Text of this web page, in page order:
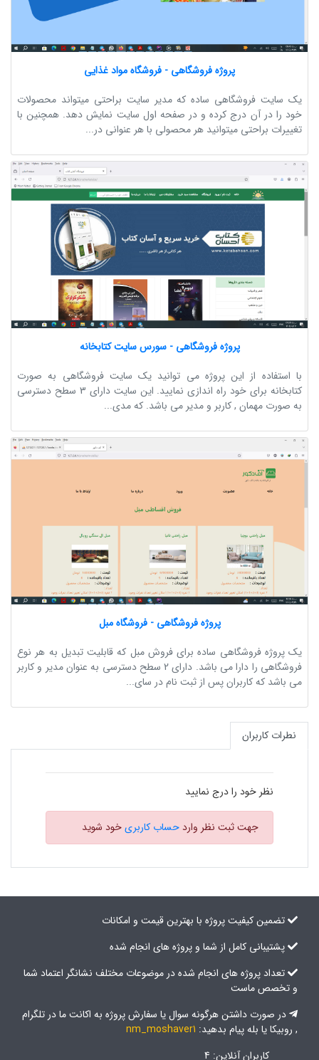
پروژه فروشگاهی - فروشگاه مواد غذایی
یک سایت فروشگاهی ساده که مدیر سایت براحتی میتواند محصولات
خود را در آن درج کرده و در صفحه اول سایت نمایش دهد. همچنین با
تغییرات براحتی میتوانید هر محصولی با هر عنوانی در...
پروژه فروشگاهی - سورس سایت کتابخانه
با استفاده از این پروژه می توانید یک سایت فروشگاهی به صورت
کتابخانه برای خود راه اندازی نمایید. این سایت دارای 3 سطح دسترسی
به صورت مهمان , کاربر و مدیر می باشد. که مدی...
پروژه فروشگاهی - فروشگاه مبل
یک پروژه فروشگاهی ساده برای فروش مبل که قابلیت تبدیل به هر نوع
فروشگاهی را دارا می باشد. دارای 2 سطح دسترسی به عنوان مدیر و کاربر
می باشد که کاربران پس از ثبت نام در سای...
نطرات کاربران
نظر خود را درج نمایید
جهت ثبت نظر وارد حساب کاربریخود شوید
تضمین کیفیت پروژه با بهترین قیمت و امکانات
پشتیبانی کامل از شما و پروژه های انجام شده
تعداد پروژه های انجام شده در موضوعات مختلف نشانگر اعتماد شما
و تخصص ماست
در صورت داشتن هرگونه سوال یا سفارش پروژه به اکانت ما در تلگرام
, روبیکا یا بله پیام بدهید: nm_moshaver1
کاربران آنلاین: 4